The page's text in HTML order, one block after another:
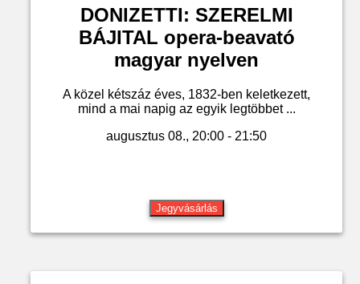
DONIZETTI: SZERELMI
BÁJITAL opera-beavató
magyar nyelven
A közel kétszáz éves, 1832-ben keletkezett,
mind a mai napig az egyik legtöbbet ...
augusztus 08., 20:00 - 21:50
Jegyvásárlás